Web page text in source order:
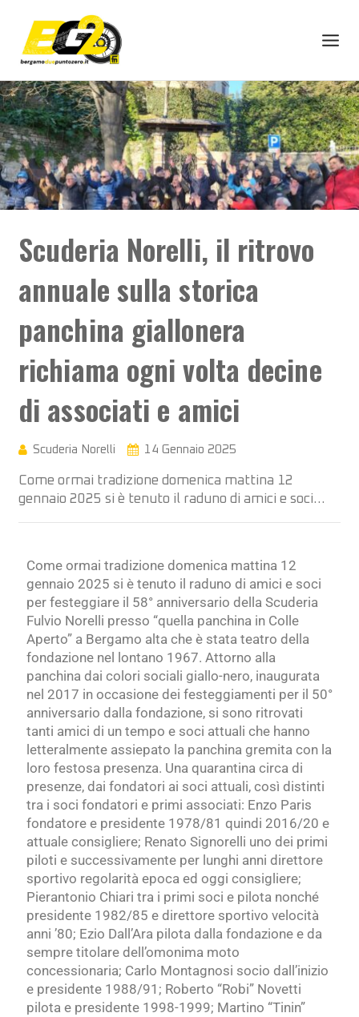
Scuderia Norelli, il ritrovo
annuale sulla storica
panchina giallonera
richiama ogni volta decine
di associati e amici
Scuderia Norelli 14 Gennaio 2025
Come ormai tradizione domenica mattina 12
gennaio 2025 si è tenuto il raduno di amici e soci…
Come ormai tradizione domenica mattina 12
gennaio 2025 si è tenuto il raduno di amici e soci
per festeggiare il 58° anniversario della Scuderia
Fulvio Norelli presso “quella panchina in Colle
Aperto” a Bergamo alta che è stata teatro della
fondazione nel lontano 1967. Attorno alla
panchina dai colori sociali giallo-nero, inaugurata
nel 2017 in occasione dei festeggiamenti per il 50°
anniversario dalla fondazione, si sono ritrovati
tanti amici di un tempo e soci attuali che hanno
letteralmente assiepato la panchina gremita con la
loro festosa presenza. Una quarantina circa di
presenze, dai fondatori ai soci attuali, così distinti
tra i soci fondatori e primi associati: Enzo Paris
fondatore e presidente 1978/81 quindi 2016/20 e
attuale consigliere; Renato Signorelli uno dei primi
piloti e successivamente per lunghi anni direttore
sportivo regolarità epoca ed oggi consigliere;
Pierantonio Chiari tra i primi soci e pilota nonché
presidente 1982/85 e direttore sportivo velocità
anni ’80; Ezio Dall’Ara pilota dalla fondazione e da
sempre titolare dell’omonima moto
concessionaria; Carlo Montagnosi socio dall’inizio
e presidente 1988/91; Roberto “Robi” Novetti
pilota e presidente 1998-1999; Martino “Tinin”